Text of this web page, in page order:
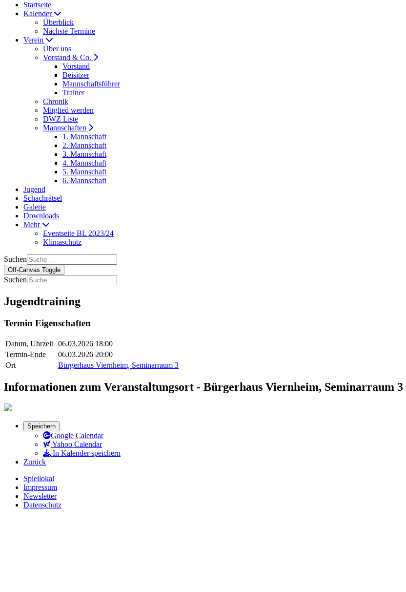
Startseite
Kalender
Überblick
Nächste Termine
Verein
Über uns
Vorstand & Co.
Vorstand
Beisitzer
Mannschaftsführer
Trainer
Chronik
Mitglied werden
DWZ Liste
Mannschaften
1. Mannschaft
2. Mannschaft
3. Mannschaft
4. Mannschaft
5. Mannschaft
6. Mannschaft
Jugend
Schachrätsel
Galerie
Downloads
Mehr
Eventseite BL 2023/24
Klimaschutz
Suchen
Off-Canvas Toggle
Suchen
Jugendtraining
Termin Eigenschaften
Datum, Uhrzeit 06.03.2026 18:00
Termin-Ende
06.03.2026 20:00
Ort
Bürgerhaus Viernheim, Seminarraum 3
Informationen zum Veranstaltungsort - Bürgerhaus Viernheim, Seminarraum 3
Speichern
Google Calendar
Yahoo Calendar
In Kalender speichern
Zurück
Spiellokal
Impressum
Newsletter
Datenschutz